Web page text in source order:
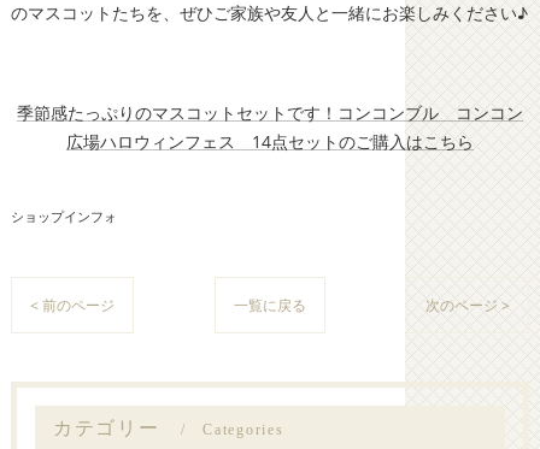
のマスコットたちを、ぜひご家族や友人と一緒にお楽しみください♪
季節感たっぷりのマスコットセットです！コンコンブル コンコン
広場ハロウィンフェス 14点セットのご購入はこちら
ショップインフォ
< 前のページ 一覧に戻る 次のページ >
カテゴリー Categories